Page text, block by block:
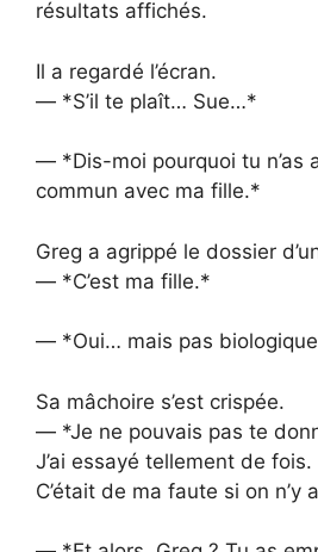
résultats affichés.
Il a regardé l’écran.
— *S’il te plaît… Sue…*
— *Dis-moi pourquoi tu n’as
commun avec ma fille.*
Greg a agrippé le dossier
— *C’est ma fille.*
— *Oui… mais pas
Sa mâchoire s’est crispée.
— *Je ne pouvais pas te
J’ai essayé tellement de fois.
C’était de ma faute si on n’y